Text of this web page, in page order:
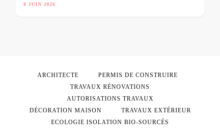
8 JUIN 2026
ARCHITECTE
PERMIS DE CONSTRUIRE
TRAVAUX RÉNOVATIONS
AUTORISATIONS TRAVAUX
DÉCORATION MAISON
TRAVAUX EXTÉRIEUR
ECOLOGIE ISOLATION BIO-SOURCÉS